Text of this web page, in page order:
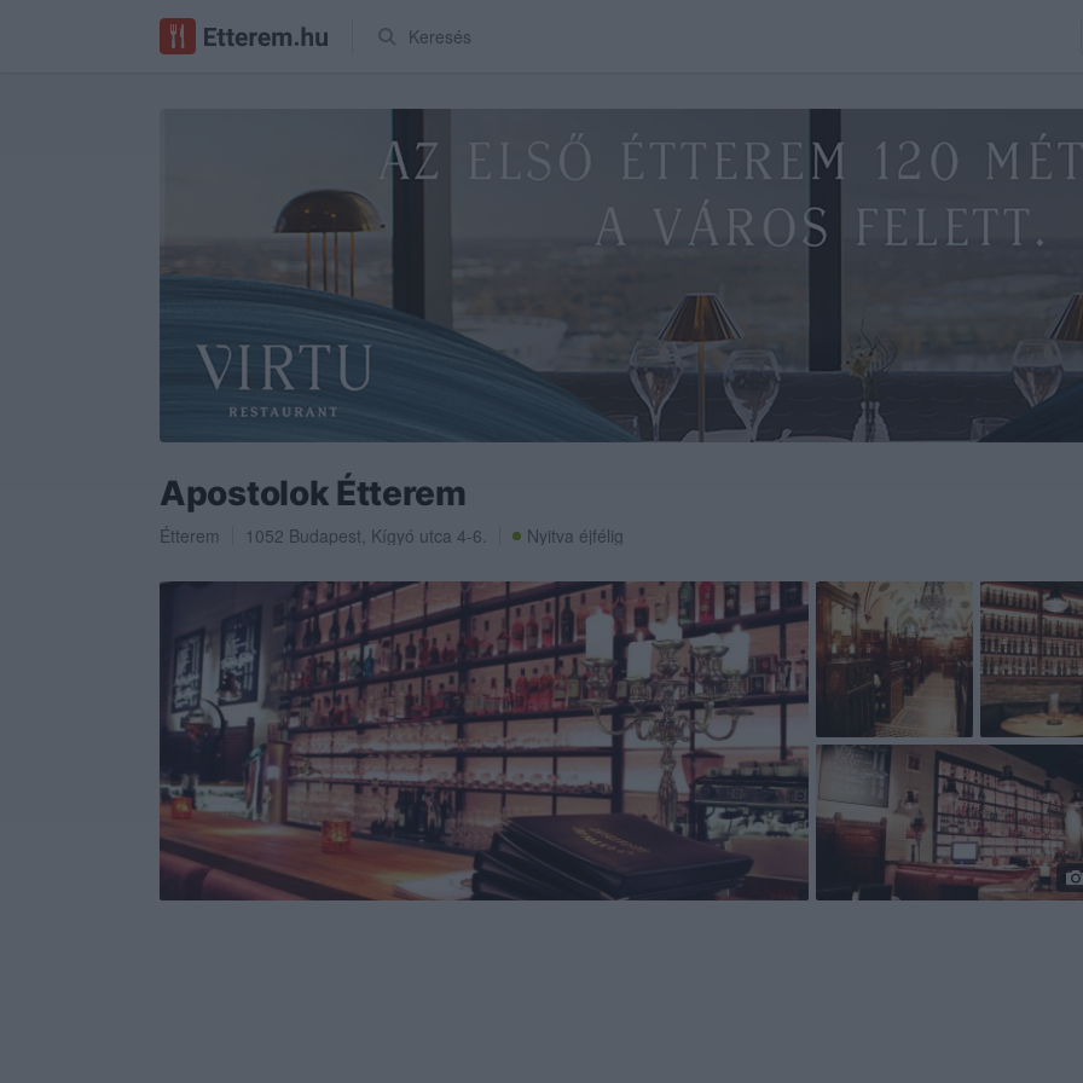
Keresés
Apostolok Étterem
Étterem 1052 Budapest, Kígyó utca 4-6. Nyitva éjfélig